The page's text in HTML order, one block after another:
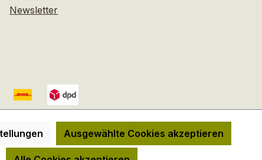
Newsletter
nicht anders angegeben.
Ausgewählte Cookies akzeptieren